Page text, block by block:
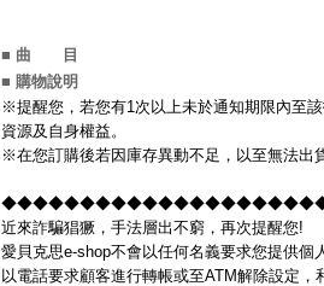
■ 曲 目
■ 購物說明
※提醒您，若您有1次以上未於通知期限內至
資源及自身權益。
※在您訂購後若因庫存異動不足，以至無法出
◆◆◆◆◆◆◆◆◆◆◆◆◆◆◆◆◆◆◆◆◆◆◆◆
近來詐騙猖獗，手法層出不窮，再次提醒您!
愛貝克思e-shop不會以任何名義要求您提供個
以電話要求顧客進行轉帳或至ATM解除設定